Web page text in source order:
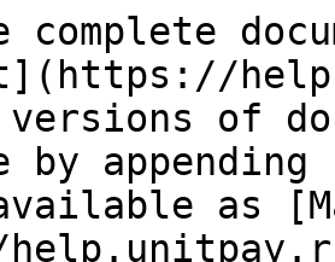
complete
versions of
by
as